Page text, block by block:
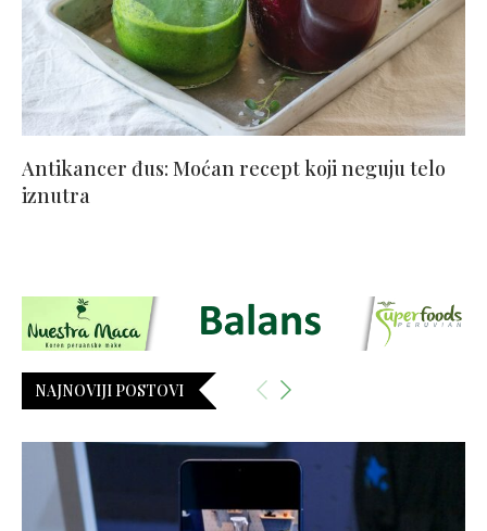
Antikancer đus: Moćan recept koji neguju telo
iznutra
NAJNOVIJI POSTOVI